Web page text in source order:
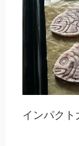
インパクト